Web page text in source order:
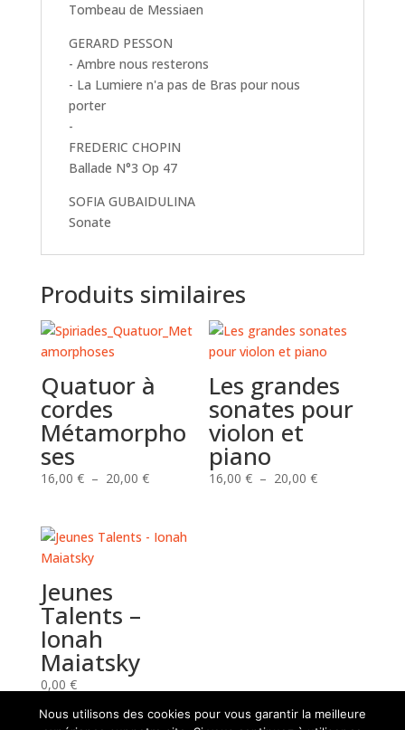
Tombeau de Messiaen
GERARD PESSON
- Ambre nous resterons
- La Lumiere n'a pas de Bras pour nous
porter
-
FREDERIC CHOPIN
Ballade N°3 Op 47
SOFIA GUBAIDULINA
Sonate
Produits similaires
Quatuor à
cordes
Métamorpho
ses
16,00 € – 20,00 €Plage
16,00 €
Les grandes
sonates pour
violon et
piano
16,00€ – 20,00€Plage
Jeunes
Talents –
Ionah
Maiatsky
0,00 €
Nous utilisons des cookies pour vous garantir la meilleure